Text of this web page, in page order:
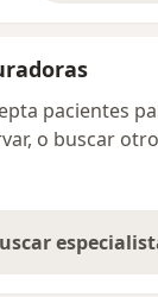
pacientes
o buscar